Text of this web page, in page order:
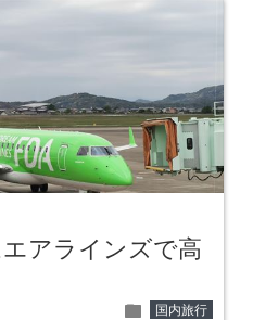
アラインズで高
folder 国内旅行